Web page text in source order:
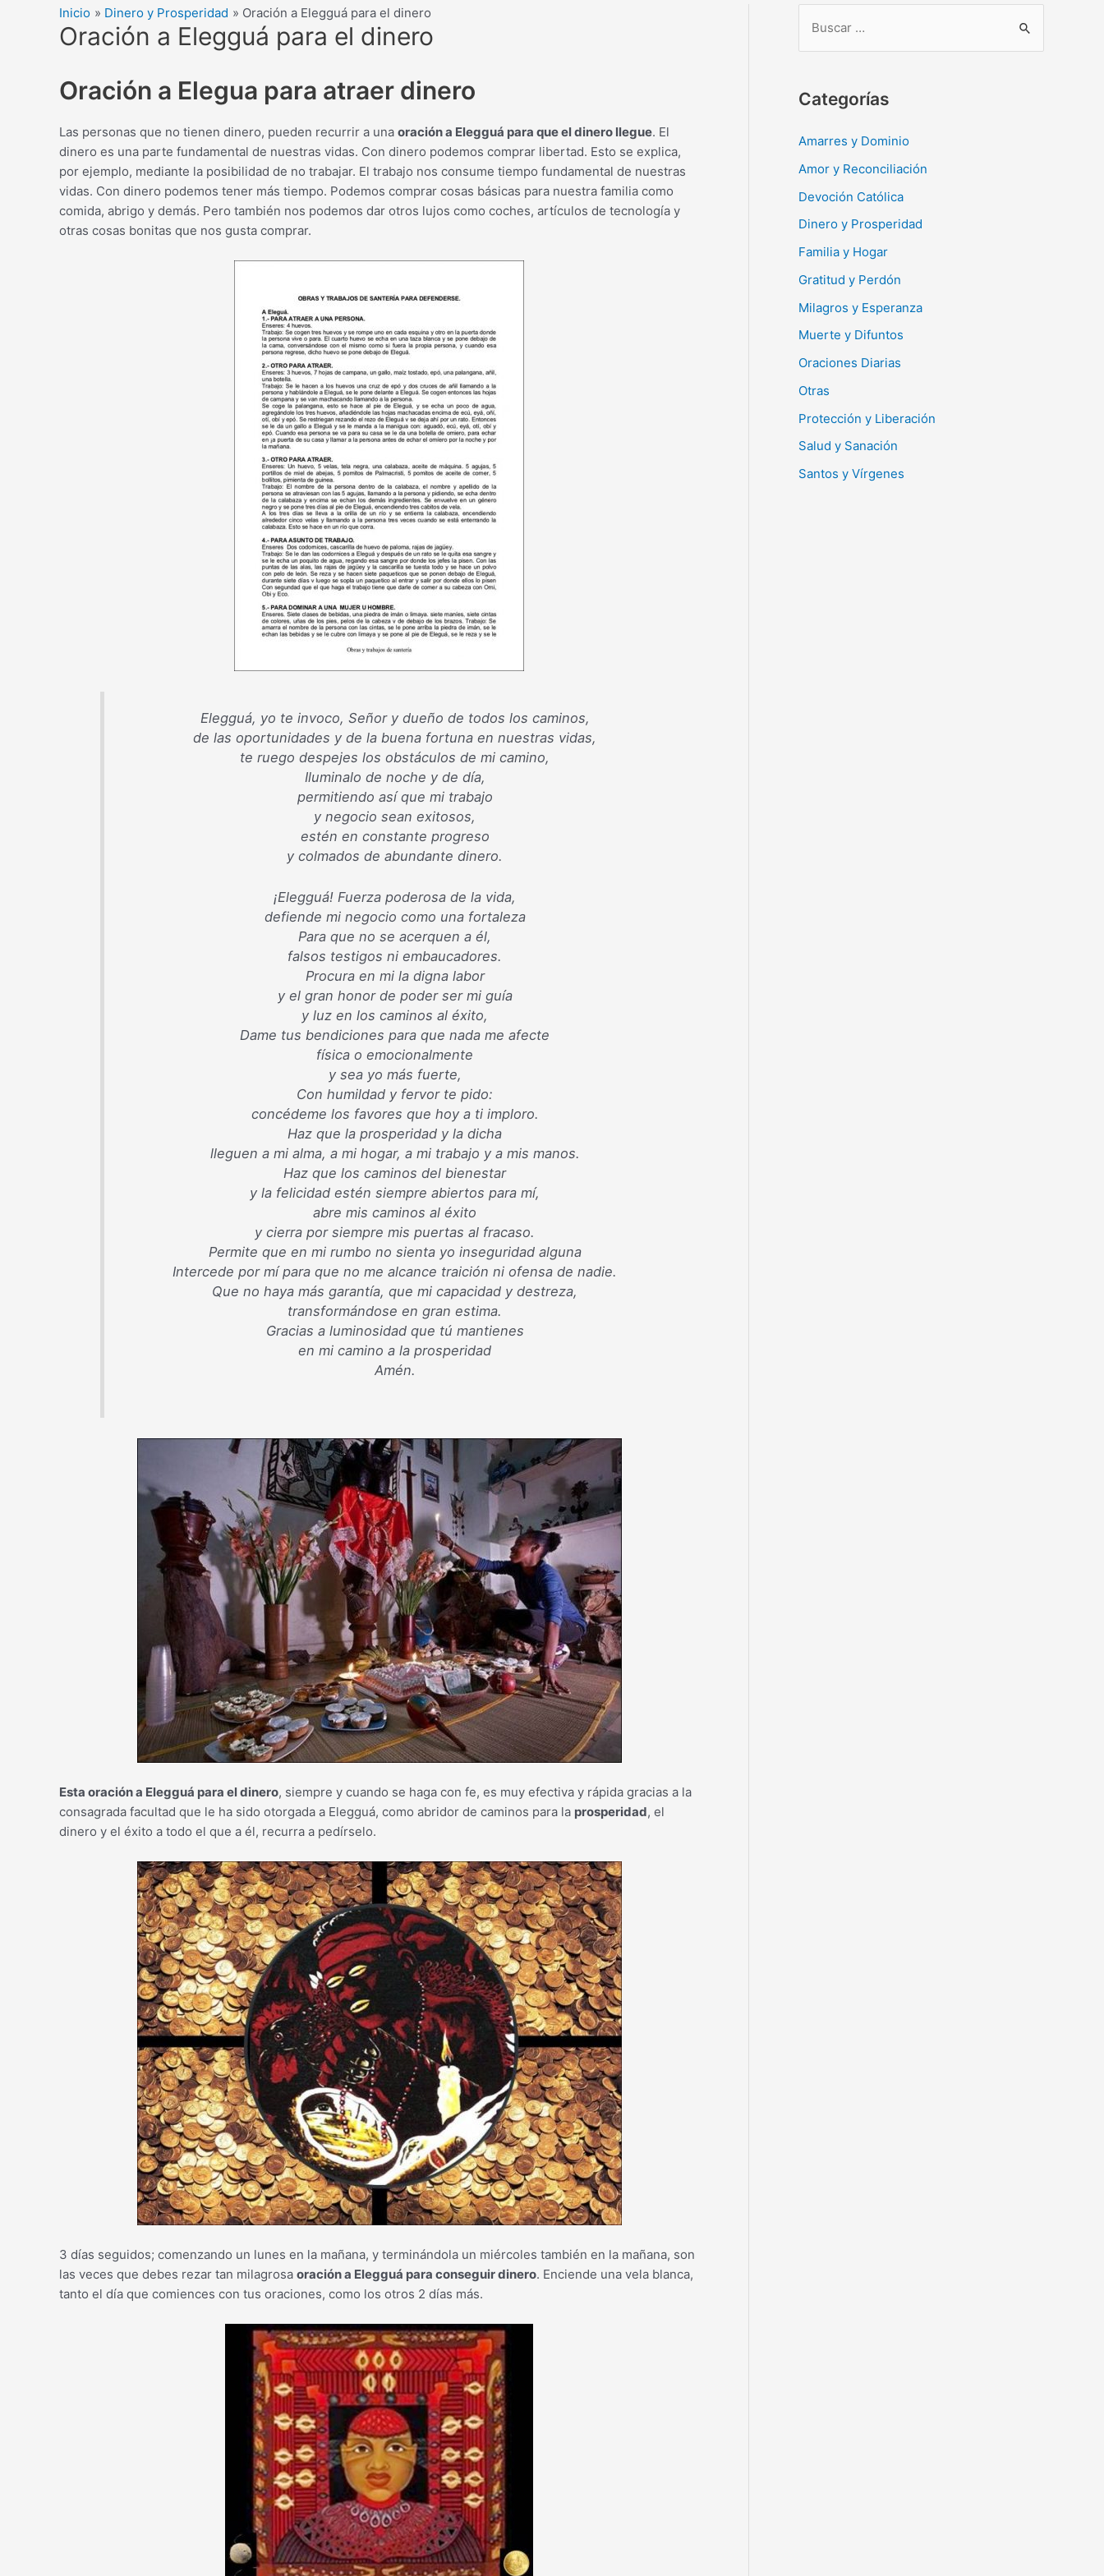
Inicio Dinero y Prosperidad Oración a Elegguá para el dinero
Oración a Elegguá para el dinero
Oración a Elegua para atraer dinero
Las personas que no tienen dinero, pueden recurrir a una oración a Elegguá para que el dinero llegue. El
dinero es una parte fundamental de nuestras vidas. Con dinero podemos comprar libertad. Esto se explica,
por ejemplo, mediante la posibilidad de no trabajar. El trabajo nos consume tiempo fundamental de nuestras
vidas. Con dinero podemos tener más tiempo. Podemos comprar cosas básicas para nuestra familia como
comida, abrigo y demás. Pero también nos podemos dar otros lujos como coches, artículos de tecnología y
otras cosas bonitas que nos gusta comprar.
Elegguá, yo te invoco, Señor y dueño de todos los caminos,
de las oportunidades y de la buena fortuna en nuestras vidas,
te ruego despejes los obstáculos de mi camino,
Iluminalo de noche y de día,
permitiendo así que mi trabajo
y negocio sean exitosos,
estén en constante progreso
y colmados de abundante dinero.
¡Elegguá! Fuerza poderosa de la vida,
defiende mi negocio como una fortaleza
Para que no se acerquen a él,
falsos testigos ni embaucadores.
Procura en mi la digna labor
y el gran honor de poder ser mi guía
y luz en los caminos al éxito,
Dame tus bendiciones para que nada me afecte
física o emocionalmente
y sea yo más fuerte,
Con humildad y fervor te pido:
concédeme los favores que hoy a ti imploro.
Haz que la prosperidad y la dicha
lleguen a mi alma, a mi hogar, a mi trabajo y a mis manos.
Haz que los caminos del bienestar
y la felicidad estén siempre abiertos para mí,
abre mis caminos al éxito
y cierra por siempre mis puertas al fracaso.
Permite que en mi rumbo no sienta yo inseguridad alguna
Intercede por mí para que no me alcance traición ni ofensa de nadie.
Que no haya más garantía, que mi capacidad y destreza,
transformándose en gran estima.
Gracias a luminosidad que tú mantienes
en mi camino a la prosperidad
Amén.
Esta oración a Elegguá para el dinero, siempre y cuando se haga con fe, es muy efectiva y rápida gracias a la
consagrada facultad que le ha sido otorgada a Elegguá, como abridor de caminos para la prosperidad, el
dinero y el éxito a todo el que a él, recurra a pedírselo.
3 días seguidos; comenzando un lunes en la mañana, y terminándola un miércoles también en la mañana, son
las veces que debes rezar tan milagrosa oración a Elegguá para conseguir dinero. Enciende una vela blanca,
tanto el día que comiences con tus oraciones, como los otros 2 días más.
c
r
Categorías
Amarres y Dominio
Amor y Reconciliación
Devoción Católica
Dinero y Prosperidad
Familia y Hogar
Gratitud y Perdón
Milagros y Esperanza
Muerte y Difuntos
Oraciones Diarias
Otras
Protección y Liberación
Salud y Sanación
Santos y Vírgenes